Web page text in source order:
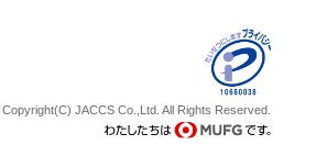
Copyright(C) JACCS Co.,Ltd. All Rights Reserved.